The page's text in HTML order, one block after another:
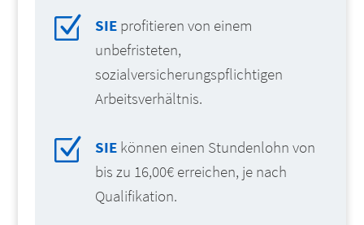
Z SIE profitieren von einem
unbefristeten,
sozialversicherungspflichtigen
Arbeitsverhältnis.
Z SIE können einen Stundenlohn von
bis zu 16,00€ erreichen, je nach
Qualifikation.